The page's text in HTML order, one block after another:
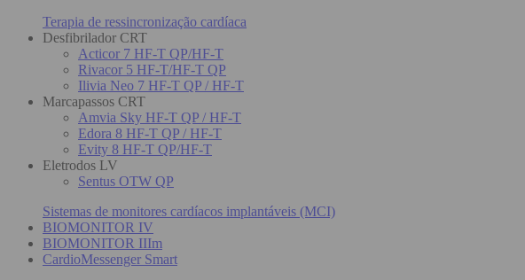
Terapia de ressincronização cardíaca
Desfibrilador CRT
Acticor 7 HF-T QP/HF-T
Rivacor 5 HF-T/HF-T QP
Ilivia Neo 7 HF-T QP / HF-T
Marcapassos CRT
Amvia Sky HF-T QP / HF-T
Edora 8 HF-T QP / HF-T
Evity 8 HF-T QP/HF-T
Eletrodos LV
Sentus OTW QP
Sistemas de monitores cardíacos implantáveis (MCI)
BIOMONITOR IV
BIOMONITOR IIIm
CardioMessenger Smart